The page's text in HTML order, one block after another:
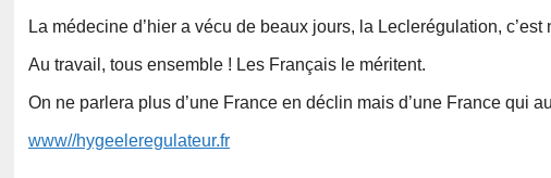
La médecine d’hier a vécu de beaux jours, la Leclerégulation, c’est
Au travail, tous ensemble ! Les Français le méritent.
On ne parlera plus d’une France en déclin mais d’une France qui
www//hygeeleregulateur.fr